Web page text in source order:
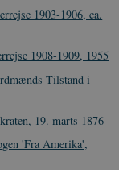
1903-1906, ca.
1908-1909, 1955
Tilstand i
19. marts 1876
'Fra Amerika',